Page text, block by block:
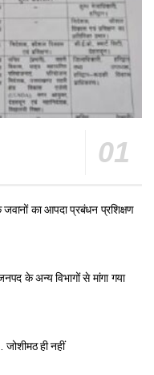
का आपदा प्रबंधन प्रशिक्षण
के अन्य विभागों से मांगा गया
जोशीमठ ही नहीं